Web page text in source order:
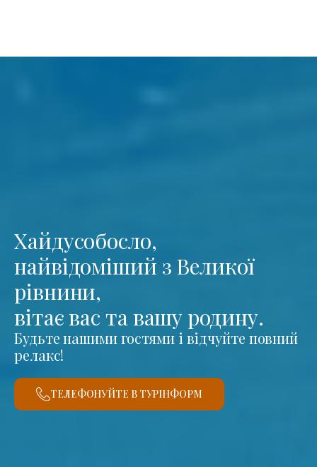
Хайдусобосло,
найвідоміший з Великої
рівнини,
вітає вас та вашу родину.
Будьте нашими гостями і відчуйте повний
релакс!
ТЕЛЕФОНУЙТЕ В ТУРІНФОРМ